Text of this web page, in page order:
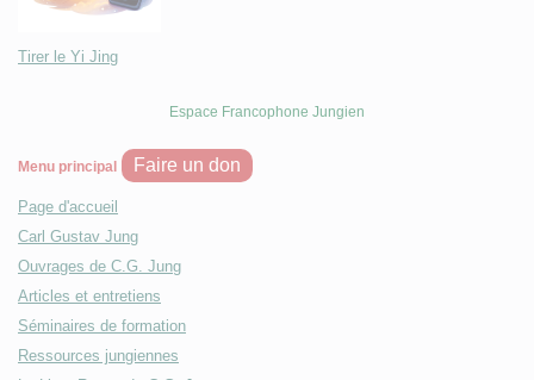
Tirer le Yi Jing
Espace Francophone Jungien
Menu principal Faire un don
Page d'accueil
Carl Gustav Jung
Ouvrages de C.G. Jung
Articles et entretiens
Séminaires de formation
Ressources jungiennes